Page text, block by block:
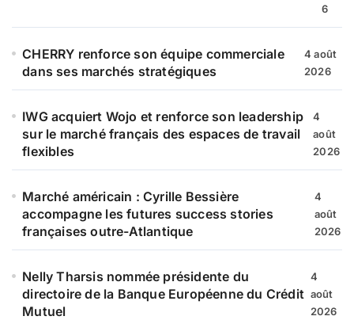
6
CHERRY renforce son équipe commerciale
dans ses marchés stratégiques
4 août
2026
IWG acquiert Wojo et renforce son leadership
sur le marché français des espaces de travail
flexibles
4
août
2026
Marché américain : Cyrille Bessière
accompagne les futures success stories
françaises outre-Atlantique
4
août
2026
Nelly Tharsis nommée présidente du
directoire de la Banque Européenne du Crédit
Mutuel
4
août
2026